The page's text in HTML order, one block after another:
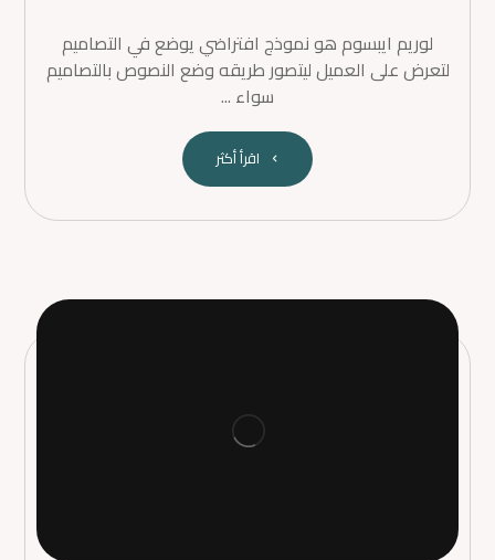
لوريم ايبسوم هو نموذج افتراضي يوضع في التصاميم
لتعرض على العميل ليتصور طريقه وضع النصوص بالتصاميم
سواء ...
اقرأ أكثر